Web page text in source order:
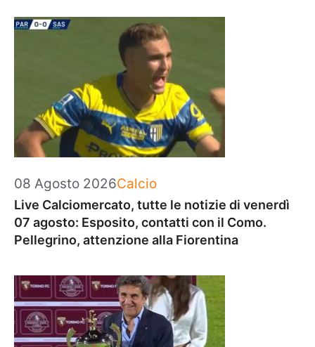
08 Agosto 2026Categorie
Calcio
Live Calciomercato, tutte le notizie di venerdì
07 agosto: Esposito, contatti con il Como.
Pellegrino, attenzione alla Fiorentina